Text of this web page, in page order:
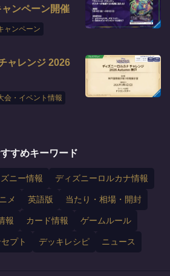
ンペーン開催
ャンペーン
ャレンジ 2026
会・イベント情報
すめキーワード
ニー情報 ディズニーロルカナ情報
メ 英語版 当たり・相場・開封
報 カード情報 ゲームルール
プト デッキレシピ ニュース